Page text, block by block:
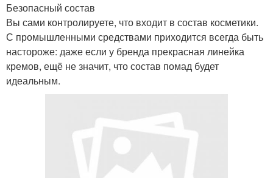
Безопасный состав
Вы сами контролируете, что входит в состав косметики.
С промышленными средствами приходится всегда быть
настороже: даже если у бренда прекрасная линейка
кремов, ещё не значит, что состав помад будет
идеальным.